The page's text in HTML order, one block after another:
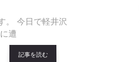
。 今日で軽井沢
遭
記事を読む